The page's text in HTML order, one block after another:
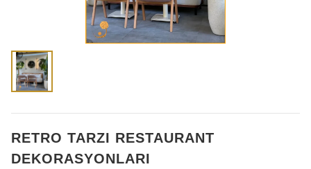
RETRO TARZI RESTAURANT
DEKORASYONLARI